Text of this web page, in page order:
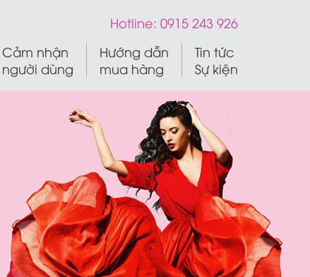
Hotline: 0915 243 926
Cảm nhận
người dùng
Hướng dẫn
mua hàng
Tin tức
Sự kiện